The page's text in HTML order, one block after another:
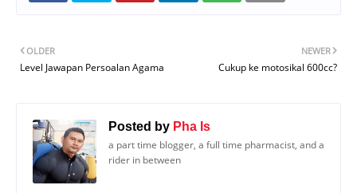
NEWER
Cukup ke motosikal 600cc?
OLDER
Level Jawapan Persoalan Agama
Posted by Pha Is
a part time blogger, a full time pharmacist, and a
rider in between